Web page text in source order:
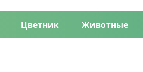
Цветник Животные